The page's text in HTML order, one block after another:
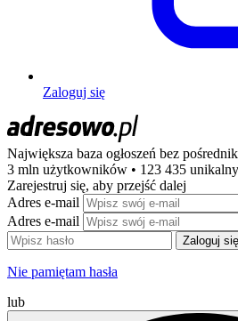
Zaloguj się
Największa baza ogłoszeń bez
3 mln użytkowników • 123 435
Zarejestruj się, aby przejść dalej
Adres e-mail
Adres e-mail
Zaloguj się
Nie pamiętam hasła
lub